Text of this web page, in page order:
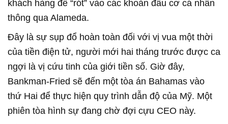
khách hàng để “rót” vào các khoản đầu cơ cá nhân
thông qua Alameda.
Đây là sự sụp đổ hoàn toàn đối với vị vua một thời
của tiền điện tử, người mới hai tháng trước được ca
ngợi là vị cứu tinh của giới tiền số. Giờ đây,
Bankman-Fried sẽ đến một tòa án Bahamas vào
thứ Hai để thực hiện quy trình dẫn độ của Mỹ. Một
phiên tòa hình sự đang chờ đợi cựu CEO này.